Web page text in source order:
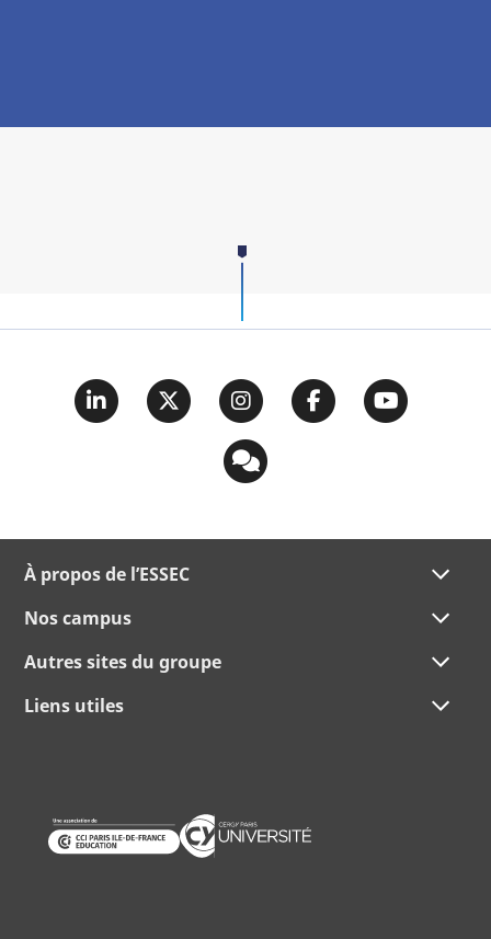
À propos de l’ESSEC
Nos campus
Autres sites du groupe
Liens utiles